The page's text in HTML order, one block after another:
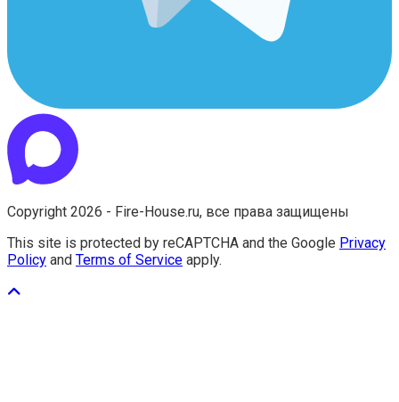
Copyright 2026 - Fire-House.ru, все права защищены
This site is protected by reCAPTCHA and the Google Privacy
Policy and Terms of Service apply.